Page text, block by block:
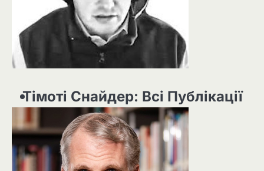
Тімоті Снайдер: Всі Публікації